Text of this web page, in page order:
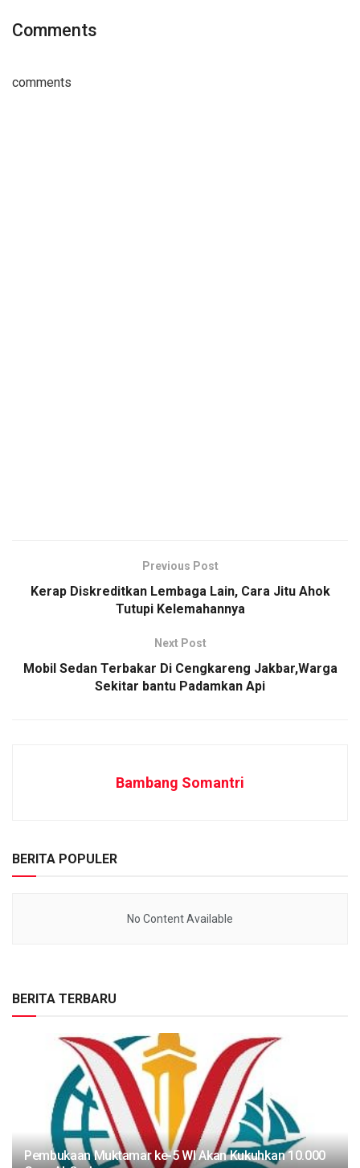
Comments
comments
Previous Post
Kerap Diskreditkan Lembaga Lain, Cara Jitu Ahok
Tutupi Kelemahannya
Next Post
Mobil Sedan Terbakar Di Cengkareng Jakbar,Warga
Sekitar bantu Padamkan Api
Bambang Somantri
BERITA POPULER
No Content Available
BERITA TERBARU
Pembukaan Muktamar ke-5 WI Akan Kukuhkan 10.000